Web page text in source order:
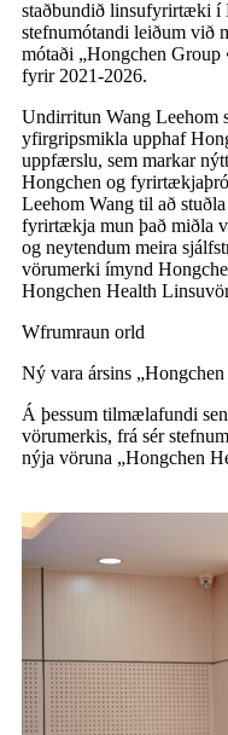
staðbundið linsufyrirtæki í
stefnumótandi leiðum við
mótaði „Hongchen
fyrir 2021-2026.
Undirritun Wang Leehom
yfirgripsmikla upphaf
uppfærslu, sem markar
Hongchen og
Leehom Wang til að
fyrirtækja mun það miðla
og neytendum meira
vörumerki ímynd
Hongchen Health
Wfrumraun orld
Ný vara ársins
Á þessum tilmælafundi
vörumerkis, frá sér
nýja vöruna „Hongchen